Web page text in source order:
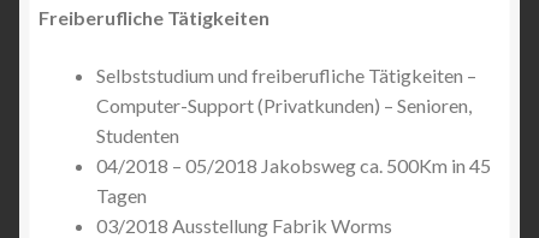
Freiberufliche Tätigkeiten
Selbststudium und freiberufliche Tätigkeiten –
Computer-Support (Privatkunden) – Senioren,
Studenten
04/2018 – 05/2018 Jakobsweg ca. 500Km in 45
Tagen
03/2018 Ausstellung Fabrik Worms